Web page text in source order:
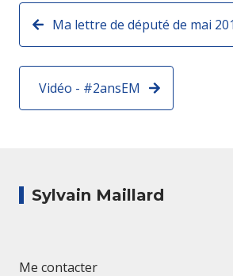
Ma lettre de député de mai
Vidéo - #2ansEM
Sylvain Maillard
Me contacter